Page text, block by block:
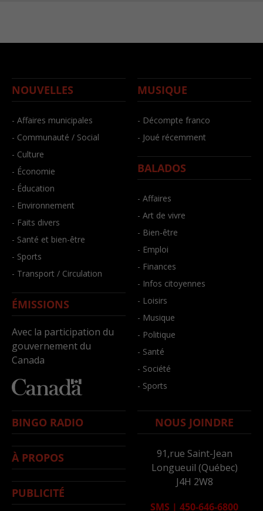
NOUVELLES
- Affaires municipales
- Communauté / Social
- Culture
- Économie
- Éducation
- Environnement
- Faits divers
- Santé et bien-être
- Sports
- Transport / Circulation
ÉMISSIONS
Avec la participation du
gouvernement du
Canada
MUSIQUE
- Décompte franco
- Joué récemment
BALADOS
- Affaires
- Art de vivre
- Bien-être
- Emploi
- Finances
- Infos citoyennes
- Loisirs
- Musique
- Politique
- Santé
- Société
- Sports
BINGO RADIO
À PROPOS
PUBLICITÉ
NOUS JOINDRE
91,rue Saint-Jean
Longueuil (Québec)
J4H 2W8
SMS | 450-646-6800